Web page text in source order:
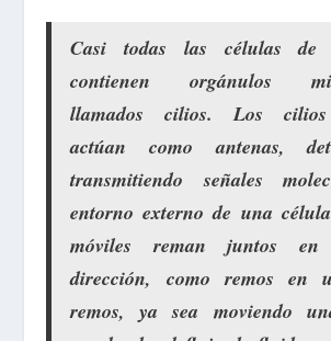
Casi todas las células de
contienen orgánulos
llamados cilios.Los
actúan como antenas,
transmitiendo señales
entorno externo de una célula
móvilesreman juntos
dirección, como remos en
remos, ya sea moviendo